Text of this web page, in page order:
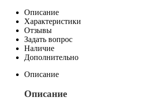
Описание
Характеристики
Отзывы
Задать вопрос
Наличие
Дополнительно
Описание
Описание